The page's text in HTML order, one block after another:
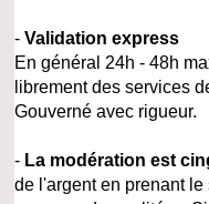
-Validation express
En général 24h - 48h
librement des services
Gouverné avec rigueur.
- La modération est
de l'argent en prenant